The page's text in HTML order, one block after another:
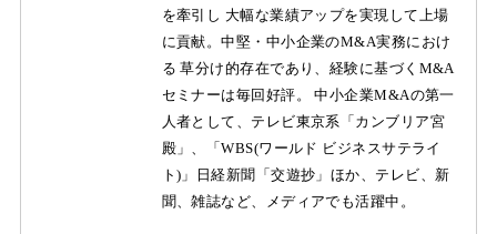
を牽引し 大幅な業績アップを実現して上場
に貢献。中堅・中小企業のM&A実務におけ
る 草分け的存在であり、経験に基づくM&A
セミナーは毎回好評。 中小企業M&Aの第一
人者として、テレビ東京系「カンブリア宮
殿」、「WBS(ワールド ビジネスサテライ
ト)」日経新聞「交遊抄」ほか、テレビ、新
聞、雑誌など、メディアでも活躍中。